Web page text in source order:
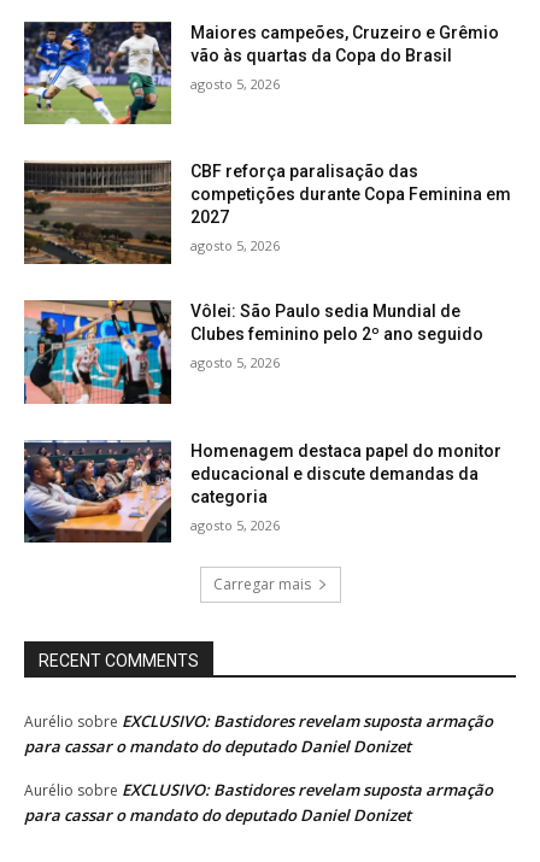
Maiores campeões, Cruzeiro e Grêmio
vão às quartas da Copa do Brasil
agosto 5, 2026
CBF reforça paralisação das
competições durante Copa Feminina em
2027
agosto 5, 2026
Vôlei: São Paulo sedia Mundial de
Clubes feminino pelo 2º ano seguido
agosto 5, 2026
Homenagem destaca papel do monitor
educacional e discute demandas da
categoria
agosto 5, 2026
Carregar mais
RECENT COMMENTS
Aurélio sobre EXCLUSIVO: Bastidores revelam suposta armação
para cassar o mandato do deputado Daniel Donizet
Aurélio sobre EXCLUSIVO: Bastidores revelam suposta armação
para cassar o mandato do deputado Daniel Donizet